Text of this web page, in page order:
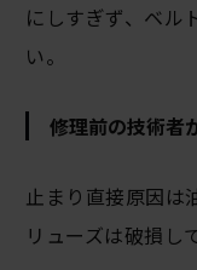
にしすぎず、ベル
い。
修理前の技術者
止まり直接原因は
リューズは破損し